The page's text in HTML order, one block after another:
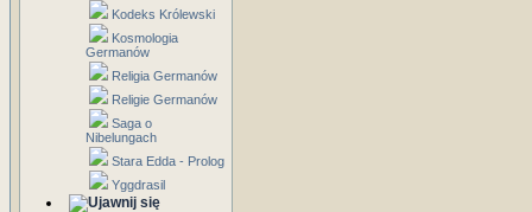
Kodeks Królewski
Kosmologia
Germanów
Religia Germanów
Religie Germanów
Saga o
Nibelungach
Stara Edda - Prolog
Yggdrasil